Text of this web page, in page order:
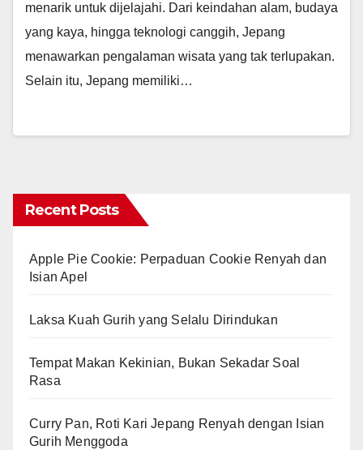
menarik untuk dijelajahi. Dari keindahan alam, budaya
yang kaya, hingga teknologi canggih, Jepang
menawarkan pengalaman wisata yang tak terlupakan.
Selain itu, Jepang memiliki…
Recent Posts
Apple Pie Cookie: Perpaduan Cookie Renyah dan
Isian Apel
Laksa Kuah Gurih yang Selalu Dirindukan
Tempat Makan Kekinian, Bukan Sekadar Soal
Rasa
Curry Pan, Roti Kari Jepang Renyah dengan Isian
Gurih Menggoda